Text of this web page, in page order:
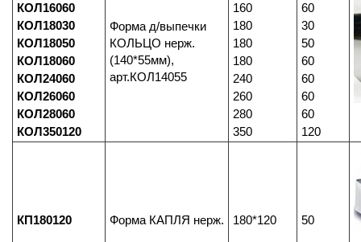
КОЛ16060
КОЛ18030
КОЛ18050
КОЛ18060
КОЛ24060
КОЛ26060
КОЛ28060
КОЛ350120
Форма д/выпечки
КОЛЬЦО нерж.
(140*55мм),
арт.КОЛ14055
160
180
180
180
240
260
280
350
60
30
50
60
60
60
60
120
КП180120 Форма КАПЛЯ нерж. 180*120 50